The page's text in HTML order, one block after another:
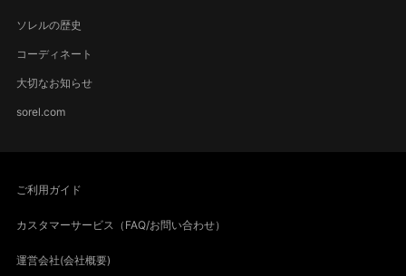
ソレルの歴史
コーディネート
大切なお知らせ
sorel.com
ご利用ガイド
カスタマーサービス（FAQ/お問い合わせ）
運営会社(会社概要)